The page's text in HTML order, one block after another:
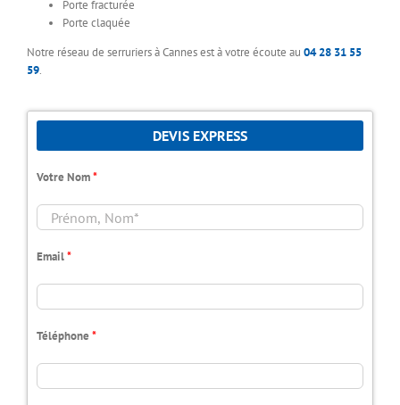
Porte fracturée
Porte claquée
Notre réseau de serruriers à Cannes est à votre écoute au 04 28 31 55
59.
DEVIS EXPRESS
Votre Nom*
Email*
Téléphone *